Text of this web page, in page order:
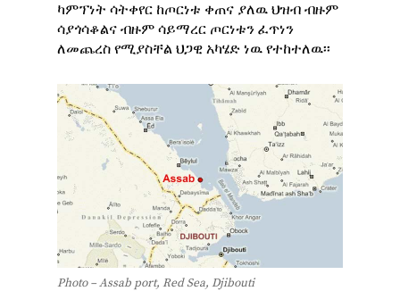
ካምፕነት ሳትቀየር ከጦርነቱ ቀጠና ያለዉ ህዝብ ብዙም
ሳያጎሳቆልና ብዙም ሳይማረር ጦርነቱን ፈጥነን
ለመጨረስ የሚያስቸል ህጋዊ አካሄድ ነዉ የተከተለዉ፡፡
Photo – Assab port, Red Sea, Djibouti